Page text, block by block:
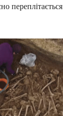
переплітається